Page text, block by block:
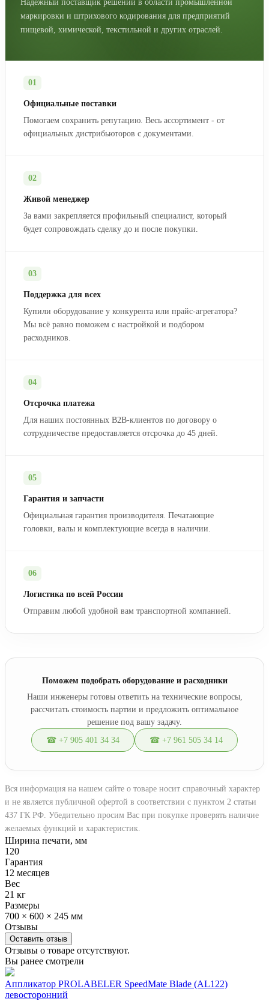
Надежный поставщик решений в области промышленной
маркировки и штрихового кодирования для предприятий
пищевой, химической, текстильной и других отраслей.
01
Официальные поставки
Помогаем сохранить репутацию. Весь ассортимент - от
официальных дистрибьюторов с документами.
02
Живой менеджер
За вами закрепляется профильный специалист, который
будет сопровождать сделку до и после покупки.
03
Поддержка для всех
Купили оборудование у конкурента или прайс-агрегатора?
Мы всё равно поможем с настройкой и подбором
расходников.
04
Отсрочка платежа
Для наших постоянных B2B-клиентов по договору о
сотрудничестве предоставляется отсрочка до 45 дней.
05
Гарантия и запчасти
Официальная гарантия производителя. Печатающие
головки, валы и комплектующие всегда в наличии.
06
Логистика по всей России
Отправим любой удобной вам транспортной компанией.
Поможем подобрать оборудование и расходники
Наши инженеры готовы ответить на технические вопросы,
рассчитать стоимость партии и предложить оптимальное
решение под вашу задачу.
☎ +7 905 401 34 34
☎ +7 961 505 34 14
Вся информация на нашем сайте о товаре носит справочный характер
и не является публичной офертой в соответствии с пунктом 2 статьи
437 ГК РФ. Убедительно просим Вас при покупке проверять наличие
желаемых функций и характеристик.
Ширина печати, мм
120
Гарантия
12 месяцев
Вес
21 кг
Размеры
700 × 600 × 245 мм
Отзывы
Оставить отзыв
Отзывы о товаре отсутствуют.
Вы ранее смотрели
Аппликатор PROLABELER SpeedMate Blade (AL122)
левосторонний